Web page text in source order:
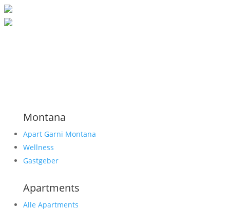
Montana
Apart Garni Montana
Wellness
Gastgeber
Apartments
Alle Apartments